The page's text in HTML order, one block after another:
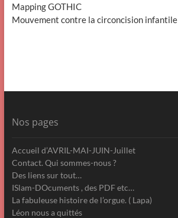
Mapping GOTHIC
Mouvement contre la circoncision infantile
Nos pages
Accueil d’AVRIL-MAI-JUIN-Juillet
Contact. Qui sommes-nous ?
Des liens sur tout…
ISlam-DOcuments , des PDF etc…
La fabuleuse histoire de l’orgue. ( Lapa)
Léon nous a quittés